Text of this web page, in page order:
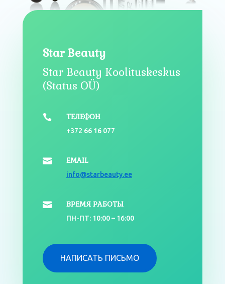
Star Beauty
Star Beauty Koolituskeskus
(Status OÜ)
 ТЕЛЕФОН
+372 66 16 077
 EMAIL
info@starbeauty.ee
 ВРЕМЯ РАБОТЫ
ПН-ПТ: 10:00 – 16:00
НАПИСАТЬ ПИСЬМО